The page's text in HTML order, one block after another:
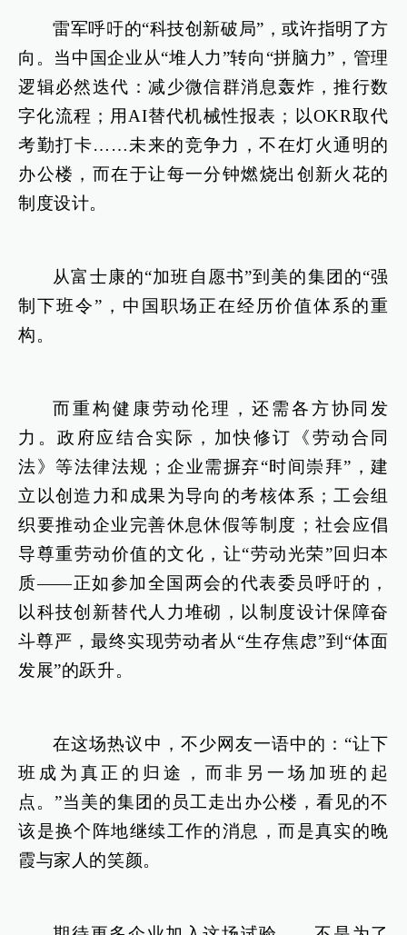
雷军呼吁的“科技创新破局”，或许指明了方
向。当中国企业从“堆人力”转向“拼脑力”，管理
逻辑必然迭代：减少微信群消息轰炸，推行数
字化流程；用AI替代机械性报表；以OKR取代
考勤打卡……未来的竞争力，不在灯火通明的
办公楼，而在于让每一分钟燃烧出创新火花的
制度设计。
从富士康的“加班自愿书”到美的集团的“强
制下班令”，中国职场正在经历价值体系的重
构。
而重构健康劳动伦理，还需各方协同发
力。政府应结合实际，加快修订《劳动合同
法》等法律法规；企业需摒弃“时间崇拜”，建
立以创造力和成果为导向的考核体系；工会组
织要推动企业完善休息休假等制度；社会应倡
导尊重劳动价值的文化，让“劳动光荣”回归本
质——正如参加全国两会的代表委员呼吁的，
以科技创新替代人力堆砌，以制度设计保障奋
斗尊严，最终实现劳动者从“生存焦虑”到“体面
发展”的跃升。
在这场热议中，不少网友一语中的：“让下
班成为真正的归途，而非另一场加班的起
点。”当美的集团的员工走出办公楼，看见的不
该是换个阵地继续工作的消息，而是真实的晚
霞与家人的笑颜。